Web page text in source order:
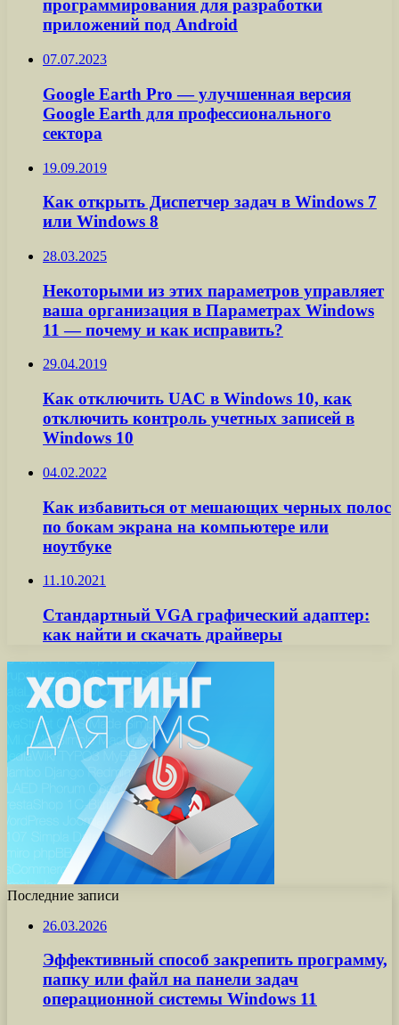
программирования для разработки
приложений под Android
07.07.2023
Google Earth Pro — улучшенная версия
Google Earth для профессионального
сектора
19.09.2019
Как открыть Диспетчер задач в Windows 7
или Windows 8
28.03.2025
Некоторыми из этих параметров управляет
ваша организация в Параметрах Windows
11 — почему и как исправить?
29.04.2019
Как отключить UAC в Windows 10, как
отключить контроль учетных записей в
Windows 10
04.02.2022
Как избавиться от мешающих черных полос
по бокам экрана на компьютере или
ноутбуке
11.10.2021
Стандартный VGA графический адаптер:
как найти и скачать драйверы
Последние записи
26.03.2026
Эффективный способ закрепить программу,
папку или файл на панели задач
операционной системы Windows 11